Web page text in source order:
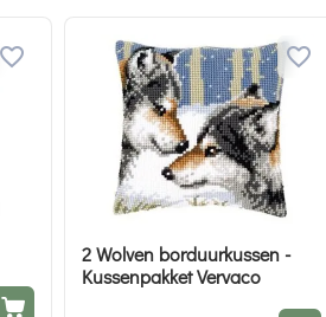
2 Wolven borduurkussen -
Kussenpakket Vervaco